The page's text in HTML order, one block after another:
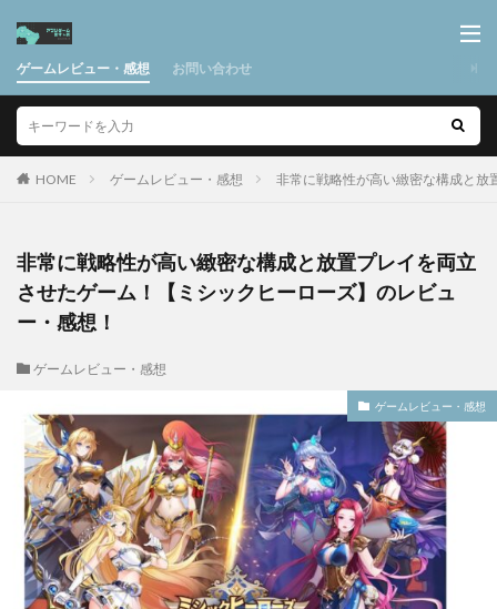
ゲームレビュー・感想 お問い合わせ
HOME ゲームレビュー・感想 非常に戦略性が高い緻密な構成と放
非常に戦略性が高い緻密な構成と放置プレイを両立
させたゲーム！【ミシックヒーローズ】のレビュ
ー・感想！
ゲームレビュー・感想
ゲームレビュー・感想